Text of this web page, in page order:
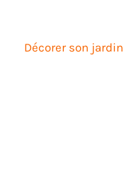
Décorer son jardin